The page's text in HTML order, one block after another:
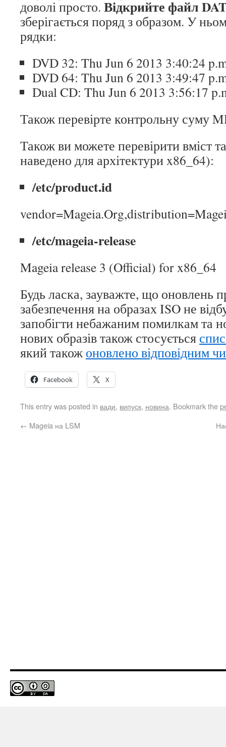
доволі просто. Відкрийте файл
зберігається поряд з образом. У
рядки:
DVD 32: Thu Jun 6 2013 3:40:24
DVD 64: Thu Jun 6 2013 3:49:47
Dual CD: Thu Jun 6 2013 3:56:17
Також перевірте контрольну суму
Також ви можете перевірити вміст
наведено для архітектури x86_64):
/etc/product.id
/etc/mageia-release
Mageia release 3 (Official) for x86_64
Будь ласка, зауважте, що оновлень
забезпечення на образах ISO не
запобігти небажаним помилкам та
нових образів також стосується
який також оновлено відповідним
Facebook X
This entry was posted in вади, випуск, новина. Bookmark the
← Mageia на LSM